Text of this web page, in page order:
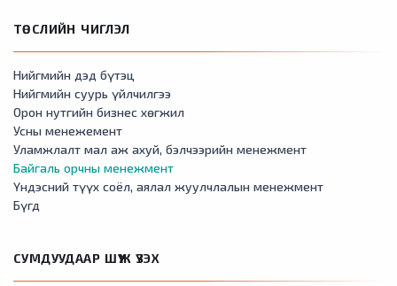
ТӨСЛИЙН ЧИГЛЭЛ
Нийгмийн дэд бүтэц
Нийгмийн суурь үйлчилгээ
Орон нутгийн бизнес хөгжил
Усны менежемент
Уламжлалт мал аж ахуй, бэлчээрийн менежмент
Байгаль орчны менежмент
Үндэсний түүх соёл, аялал жуулчлалын менежмент
Бүгд
СУМДУУДААР ШҮҮЖ ҮЗЭХ